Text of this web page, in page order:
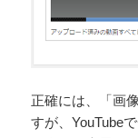
正確には、「画
すが、YouTube